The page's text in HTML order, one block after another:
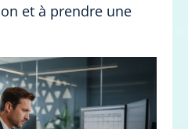
et à prendre une